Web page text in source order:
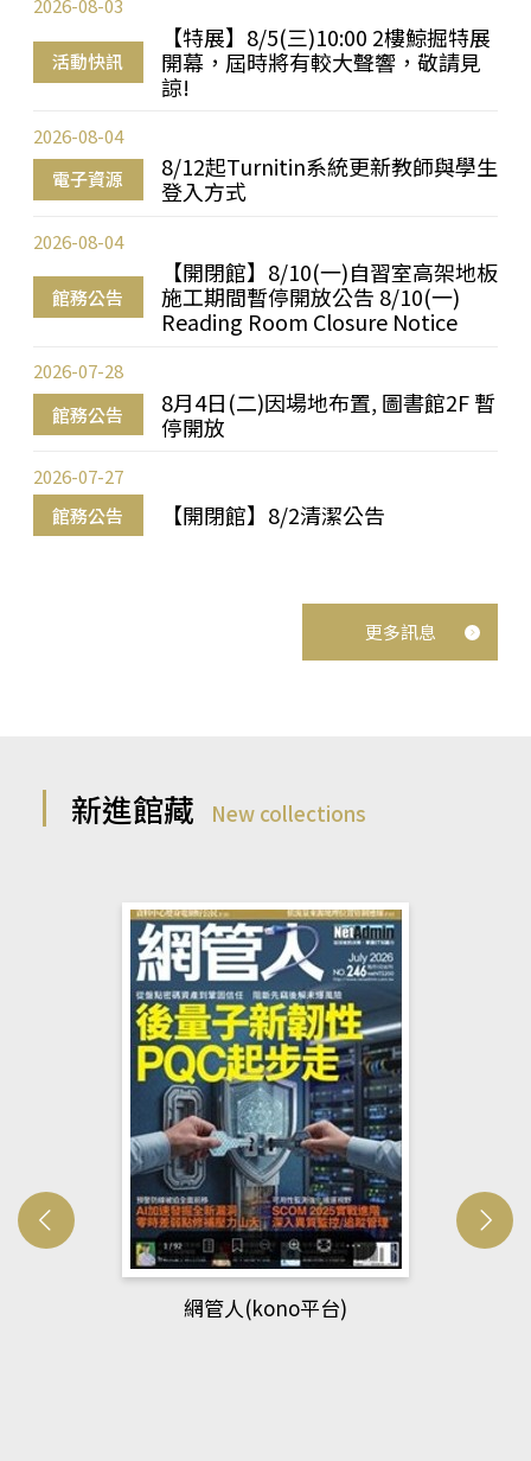
活動快訊
【特展】8/5(三)10:00 2樓鯨掘特展
開幕，屆時將有較大聲響，敬請見
諒!
2026-08-03
電子資源
8/12起Turnitin系統更新教師與學生
登入方式
2026-08-04
館務公告
【開閉館】8/10(一)自習室高架地板
施工期間暫停開放公告 8/10(一)
Reading Room Closure Notice
2026-08-04
館務公告
8月4日(二)因場地布置, 圖書館2F 暫
停開放
2026-07-28
館務公告 【開閉館】8/2清潔公告
2026-07-27
更多訊息
新進館藏 New collections
網管人(kono平台)